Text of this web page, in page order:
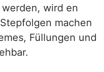
wird en
machen
Füllungen und